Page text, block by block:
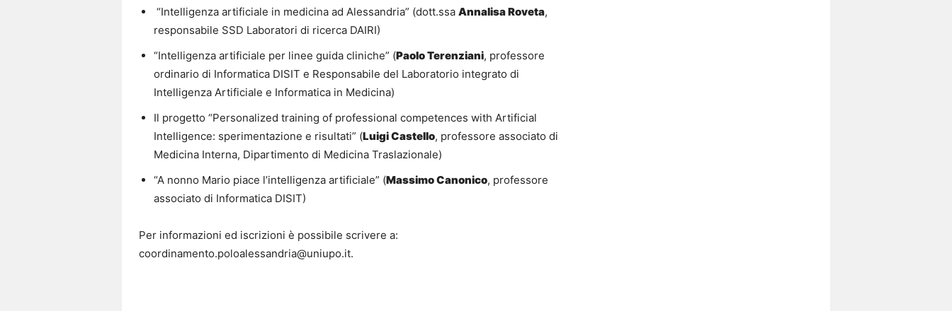
“Intelligenza artificiale in medicina ad Alessandria” (dott.ssa Annalisa Roveta,
responsabile SSD Laboratori di ricerca DAIRI)
“Intelligenza artificiale per linee guida cliniche” (Paolo Terenziani, professore
ordinario di Informatica DISIT e Responsabile del Laboratorio integrato di
Intelligenza Artificiale e Informatica in Medicina)
Il progetto “Personalized training of professional competences with Artificial
Intelligence: sperimentazione e risultati” (Luigi Castello, professore associato di
Medicina Interna, Dipartimento di Medicina Traslazionale)
“A nonno Mario piace l’intelligenza artificiale” (Massimo Canonico, professore
associato di Informatica DISIT)
Per informazioni ed iscrizioni è possibile scrivere a:
coordinamento.poloalessandria@uniupo.it.